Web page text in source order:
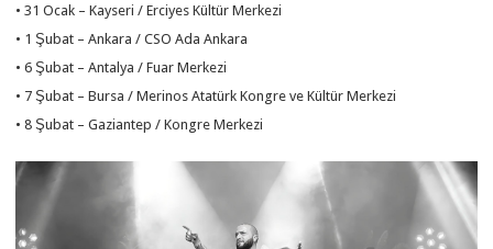
• 31 Ocak – Kayseri / Erciyes Kültür Merkezi
• 1 Şubat – Ankara / CSO Ada Ankara
• 6 Şubat – Antalya / Fuar Merkezi
• 7 Şubat – Bursa / Merinos Atatürk Kongre ve Kültür Merkezi
• 8 Şubat – Gaziantep / Kongre Merkezi